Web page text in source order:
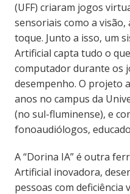
(UFF) criaram jogos
sensoriais como a visão,
toque. Junto a isso, um
Artificial capta tudo o
computador durante os
desempenho. O projeto
anos no campus da
(no sul-fluminense), e
fonoaudiólogos,
A “Dorina IA” é outra
Artificial inovadora,
pessoas com